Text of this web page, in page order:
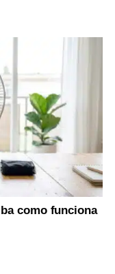
como funciona